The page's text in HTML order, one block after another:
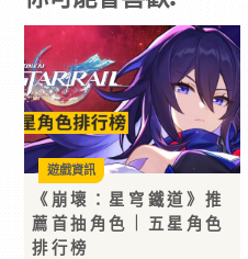
《崩壞：星穹鐵道》推
薦首抽角色｜五星角色
排行榜
遊戲資訊